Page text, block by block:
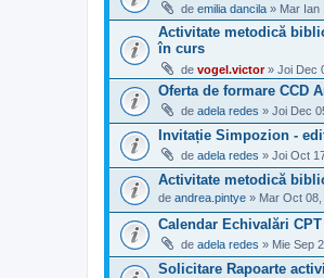
de emilia dancila » Mar Ian
Activitate metodică
în curs
de vogel.victor» Joi Dec
Oferta de formare CCD
de adela redes » Joi Dec
Invitație Simpozion -
de adela redes » Joi Oct
Activitate metodică
de andrea.pintye » Mar Oct
Calendar Echivalări
de adela redes » Mie Sep
Solicitare Rapoarte